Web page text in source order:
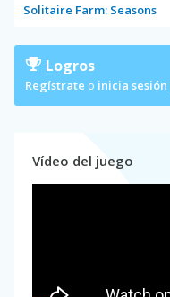
Solitaire Farm: Seasons
Logros
Regístrate o inicia sesión
Vídeo del juego